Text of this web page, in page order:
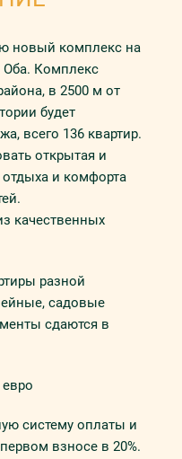
новый комплекс на
Оба. Комплекс
в 2500 м от
будет
всего 136 квартир.
открытая и
отдыха и комфорта
качественных
разной
садовые
сдаются в
систему оплаты и
взносе в 20%.